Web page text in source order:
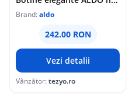
Brand:aldo
242.00 RON
Vezi detalii
Vânzător:tezyo.ro